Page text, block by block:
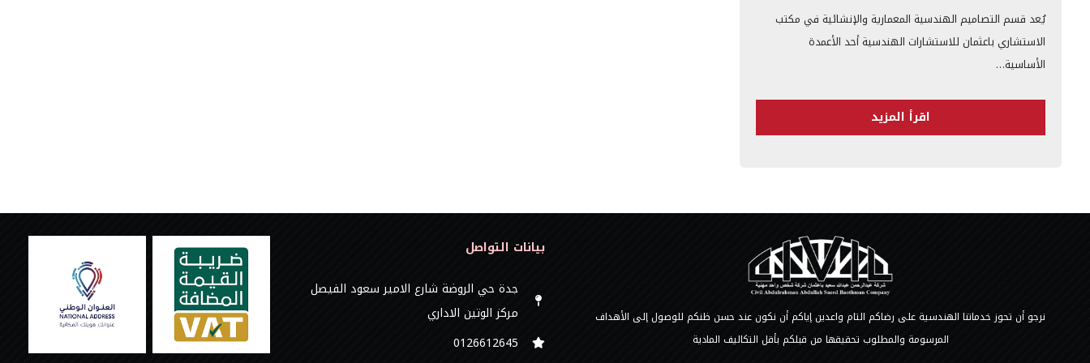
يُعد قسم التصاميم الهندسية المعمارية والإنشائية في مكتب
الاستشاري باعثمان للاستشارات الهندسية أحد الأعمدة
الأساسية…
اقرأ المزيد
نرجو أن تحوز خدماتنا الهندسية على رضاكم التام واعدين إياكم أن نكون عند حسن ظنكم للوصول إلى الأهداف
المرسومة والمطلوب تحقيقها من قبلكم بأقل التكاليف المادية
بيانات التواصل
جدة حي الروضة شارع الامير سعود الفيصل
مركز الوتين الاداري
0126612645‬